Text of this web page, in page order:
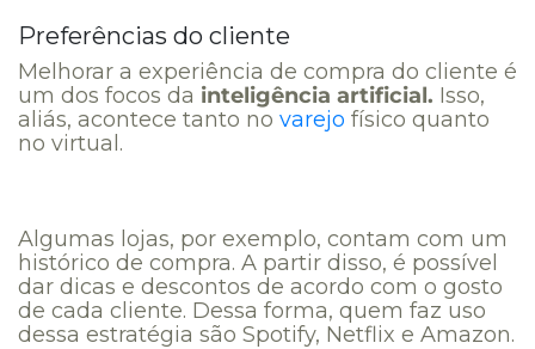
Preferências do cliente
Melhorar a experiência de compra do cliente é
um dos focos da inteligência artificial. Isso,
aliás, acontece tanto no varejo físico quanto
no virtual.
Algumas lojas, por exemplo, contam com um
histórico de compra. A partir disso, é possível
dar dicas e descontos de acordo com o gosto
de cada cliente. Dessa forma, quem faz uso
dessa estratégia são Spotify, Netflix e Amazon.